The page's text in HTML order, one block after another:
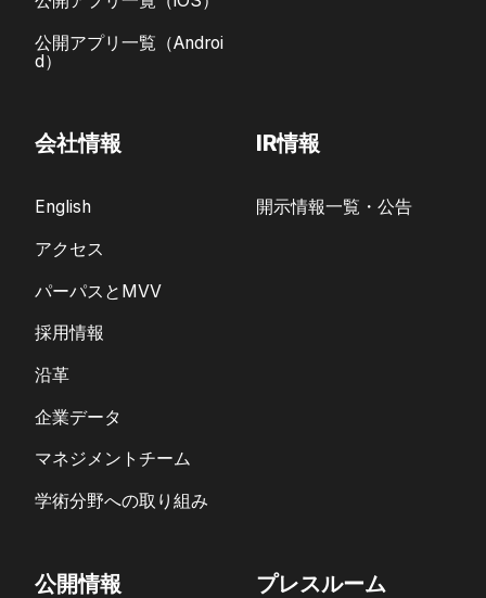
公開アプリ一覧（Androi
d）
会社情報
English
アクセス
パーパスとMVV
採用情報
沿革
企業データ
マネジメントチーム
学術分野への取り組み
IR情報
開示情報一覧・公告
公開情報 プレスルーム